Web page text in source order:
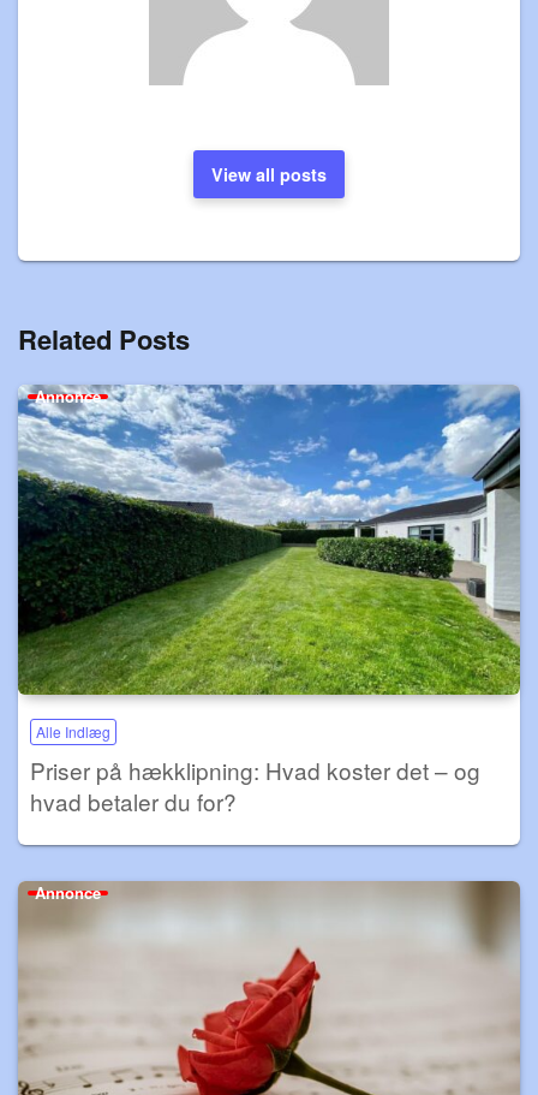
View all posts
Related Posts
Annonce
Alle Indlæg
Priser på hækklipning: Hvad koster det – og
hvad betaler du for?
Annonce